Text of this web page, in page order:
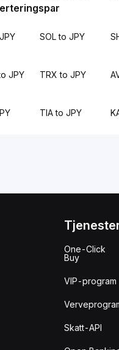
SOL to JPY
JPY TRX to JPY
TIA to JPY
One-Click
Buy
VIP-program
Skatt-API